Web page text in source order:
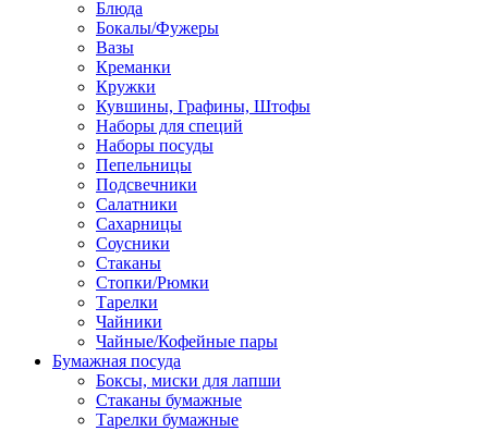
Блюда
Бокалы/Фужеры
Вазы
Креманки
Кружки
Кувшины, Графины, Штофы
Наборы для специй
Наборы посуды
Пепельницы
Подсвечники
Салатники
Сахарницы
Соусники
Стаканы
Стопки/Рюмки
Тарелки
Чайники
Чайные/Кофейные пары
Бумажная посуда
Боксы, миски для лапши
Стаканы бумажные
Тарелки бумажные